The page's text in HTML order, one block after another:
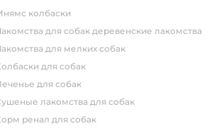
мнямс колбаски
лакомства для собак деревенские лакомства
лакомства для мелких собак
колбаски для собак
печенье для собак
сушеные лакомства для собак
корм ренал для собак